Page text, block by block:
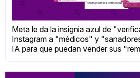
Meta le da la insignia azul de
Instagram a "médicos" y
IA para que puedan vender sus